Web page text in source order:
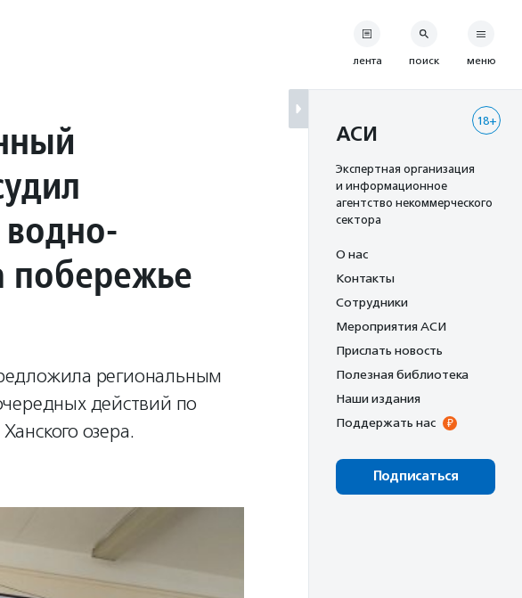
побережье
региональным
действий по
озера.
лента поиск меню
18+
АСИ
Экспертная организация
и информационное
агентство некоммерческого
сектора
О нас
Контакты
Сотрудники
Мероприятия АСИ
Прислать новость
Полезная библиотека
Наши издания
Поддержать нас
Подписаться